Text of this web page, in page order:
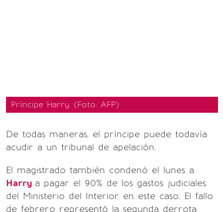
Príncipe Harry. (Foto: AFP)
De todas maneras, el príncipe puede todavía
acudir a un tribunal de apelación.
El magistrado también condenó el lunes a
Harry a pagar el 90% de los gastos judiciales
del Ministerio del Interior en este caso. El fallo
de febrero representó la segunda derrota